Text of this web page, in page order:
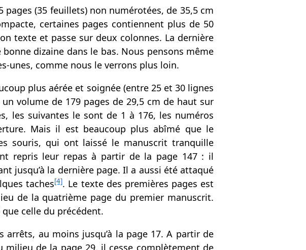
pages (35 feuillets) non numérotées, de 35,5 cm
certaines pages contiennent plus de 50
texte et passe sur deux colonnes. La dernière
dizaine dans le bas. Nous pensons même
unes, comme nous le verrons plus loin.
plus aérée et soignée (entre 25 et 30 lignes
volume de 179 pages de 29,5 cm de haut sur
les suivantes le sont de 1 à 176, les numéros
Mais il est beaucoup plus abîmé que le
souris, qui ont laissé le manuscrit tranquille
repris leur repas à partir de la page 147 : il
jusqu’à la dernière page. Il a aussi été attaqué
taches[4]. Le texte des premières pages est
de la quatrième page du premier manuscrit.
que celle du précédent.
au moins jusqu’à la page 17. A partir de
de la page 29, il cesse complètement de